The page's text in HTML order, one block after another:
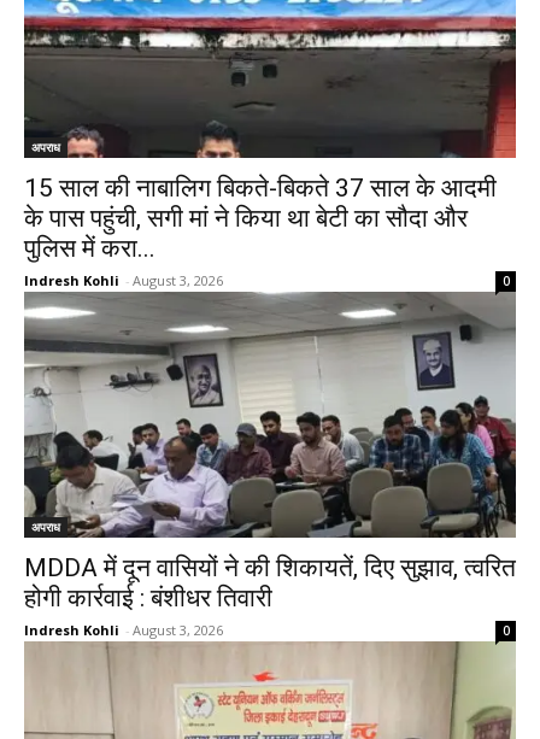
अपराध
15 साल की नाबालिग बिकते-बिकते 37 साल के आदमी
के पास पहुंची, सगी मां ने किया था बेटी का सौदा और
पुलिस में करा...
Indresh Kohli - August 3, 2026 0
अपराध
MDDA में दून वासियों ने की शिकायतें, दिए सुझाव, त्वरित
होगी कार्रवाई : बंशीधर तिवारी
Indresh Kohli - August 3, 2026 0